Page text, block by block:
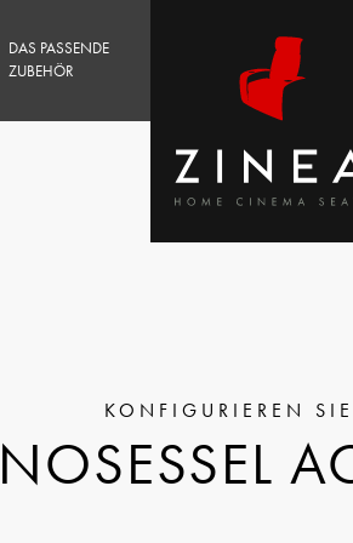
DAS PASSENDE
ZUBEHÖR